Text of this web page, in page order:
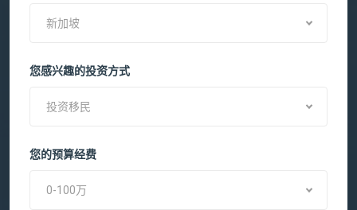
新加坡
您感兴趣的投资方式
投资移民
您的预算经费
0-100万